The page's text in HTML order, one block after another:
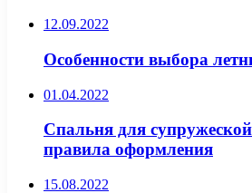
12.09.2022
Особенности выбора
01.04.2022
Спальня для
правила оформления
15.08.2022